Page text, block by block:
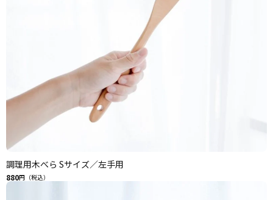
調理用木べら Sサイズ／左手用
880円（税込）